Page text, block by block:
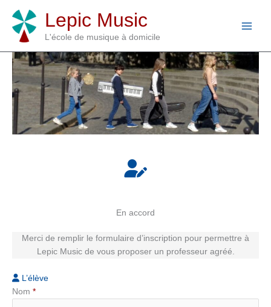
contenu
Lepic Music
L'école de musique à domicile
En accord
Merci de remplir le formulaire d’inscription pour permettre à
Lepic Music de vous proposer un professeur agréé.
L’élève
Nom *